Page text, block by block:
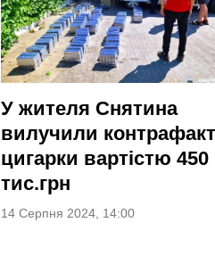
У жителя Снятина
вилучили
цигарки вартістю 450
тис.грн
14 Серпня 2024, 14:00